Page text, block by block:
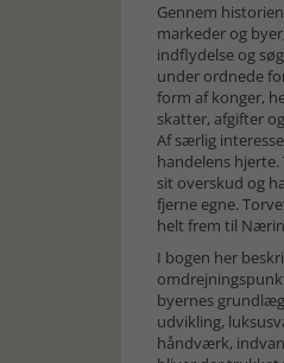
Gennem
markeder og
indflydelse og
under ordnede
form af konger,
skatter, afgifter
Af særlig
handelens
sit overskud og
fjerne egne.
helt frem til
I bogen her
byernes
udvikling,
håndværk,